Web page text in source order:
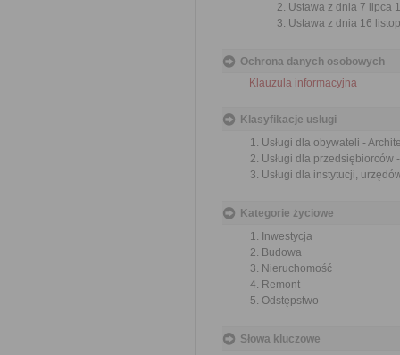
Ustawa z dnia 7 lipca
Ustawa z dnia 16
Ochrona danych osobowych
Klauzula informacyjna
Klasyfikacje usługi
Usługi dla obywateli -
Usługi dla
Usługi dla instytucji,
Kategorie życiowe
Inwestycja
Budowa
Nieruchomość
Remont
Odstępstwo
Słowa kluczowe